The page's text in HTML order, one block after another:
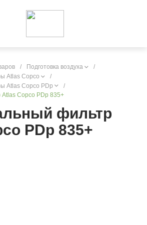
/ Подготовка воздуха
/
Atlas Copco
/
Atlas Copco PDp
/
Copco PDp 835+
фильтр
PDp 835+